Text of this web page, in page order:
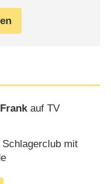
auf TV
mit